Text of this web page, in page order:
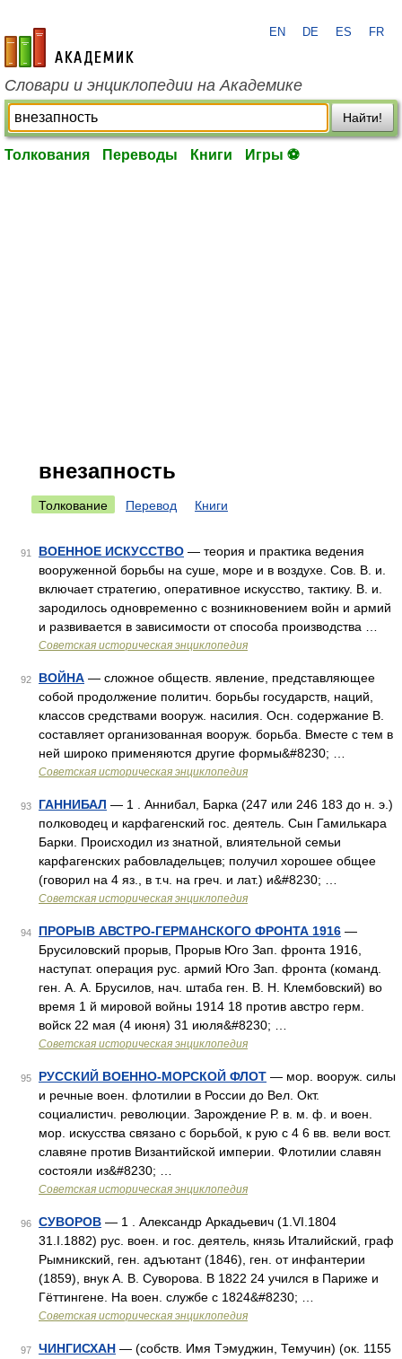
academic.ru
EN DE ES FR
Словари и энциклопедии на Академике
Найти!
Толкования Переводы Книги Игры ⚽
внезапность
Толкование Перевод Книги
91 ВОЕННОЕ ИСКУССТВО — теория и практика ведения
вооруженной борьбы на суше, море и в воздухе. Сов. В. и.
включает стратегию, оперативное искусство, тактику. В. и.
зародилось одновременно с возникновением войн и армий
и развивается в зависимости от способа производства …
Советская историческая энциклопедия
92 ВОЙНА — сложное обществ. явление, представляющее
собой продолжение политич. борьбы государств, наций,
классов средствами вооруж. насилия. Осн. содержание В.
составляет организованная вооруж. борьба. Вместе с тем в
ней широко применяются другие формы&#8230; …
Советская историческая энциклопедия
93 ГАННИБАЛ — 1 . Аннибал, Барка (247 или 246 183 до н. э.)
полководец и карфагенский гос. деятель. Сын Гамилькара
Барки. Происходил из знатной, влиятельной семьи
карфагенских рабовладельцев; получил хорошее общее
(говорил на 4 яз., в т.ч. на греч. и лат.) и&#8230; …
Советская историческая энциклопедия
94 ПРОРЫВ АВСТРО-ГЕРМАНСКОГО ФРОНТА 1916 —
Брусиловский прорыв, Прорыв Юго Зап. фронта 1916,
наступат. операция рус. армий Юго Зап. фронта (команд.
ген. А. А. Брусилов, нач. штаба ген. В. Н. Клембовский) во
время 1 й мировой войны 1914 18 против австро герм.
войск 22 мая (4 июня) 31 июля&#8230; …
Советская историческая энциклопедия
95 РУССКИЙ ВОЕННО-МОРСКОЙ ФЛОТ — мор. вооруж. силы
и речные воен. флотилии в России до Вел. Окт.
социалистич. революции. Зарождение Р. в. м. ф. и воен.
мор. искусства связано с борьбой, к рую с 4 6 вв. вели вост.
славяне против Византийской империи. Флотилии славян
состояли из&#8230; …
Советская историческая энциклопедия
96 СУВОРОВ — 1 . Александр Аркадьевич (1.VI.1804
31.I.1882) рус. воен. и гос. деятель, князь Италийский, граф
Рымникский, ген. адъютант (1846), ген. от инфантерии
(1859), внук А. В. Суворова. В 1822 24 учился в Париже и
Гёттингене. На воен. службе с 1824&#8230; …
Советская историческая энциклопедия
97 ЧИНГИСХАН — (собств. Имя Тэмуджин, Темучин) (ок. 1155